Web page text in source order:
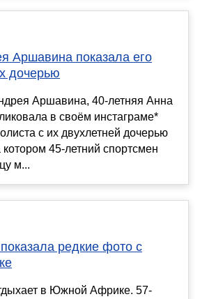
Аршавина показала его
дочерью
Аршавина, 40-летняя Анна
в своём инстаграме*
с их двухлетней дочерью
45-летний спортсмен
м...
редкие фото с
в Южной Африке. 57-